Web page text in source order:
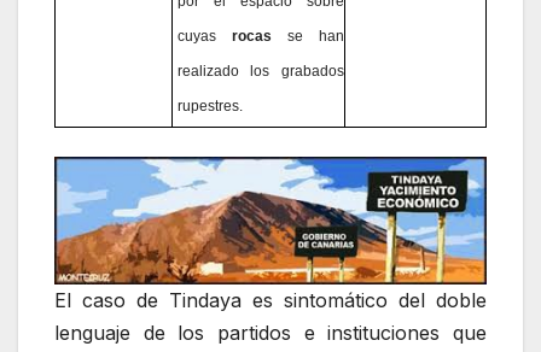
cuyas rocas se han
realizado los grabados
rupestres.
El caso de Tindaya es sintomático del doble
lenguaje de los partidos e instituciones que